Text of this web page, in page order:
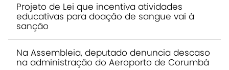
Projeto de Lei que incentiva atividades
educativas para doação de sangue vai à
sanção
Na Assembleia, deputado denuncia descaso
na administração do Aeroporto de Corumbá